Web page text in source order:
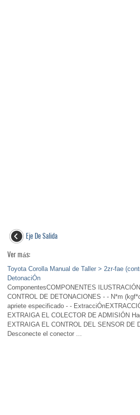
Eje De Salida
Ver más:
Toyota Corolla Manual de Taller > 2zr-fae
DetonaciÓn
ComponentesCOMPONENTES
CONTROL DE DETONACIONES - - N*m
apriete especificado - -
EXTRAIGA EL COLECTOR DE ADMISIÓN
EXTRAIGA EL CONTROL DEL SENSOR DE
Desconecte el conector ...